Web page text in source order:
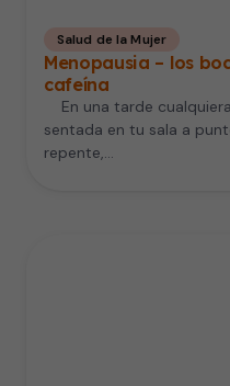
Salud de la Mujer
Menopausia – los
cafeína
En una tarde
sentada en tu sala a
repente,…